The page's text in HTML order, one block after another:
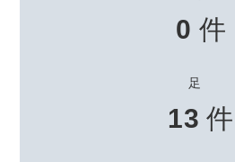
0 件
足
13 件